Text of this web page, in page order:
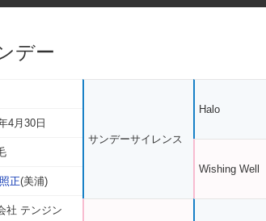
デー
4月30日
正(美浦)
社 テンジン
サンデーサイレンス
Halo
Wishing Well